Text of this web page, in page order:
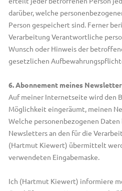
darüber, welche
Person gespeichert sind. Ferner
Verarbeitung Verantwortliche
Wunsch oder Hinweis der
gesetzlichen
6. Abonnement meines
Auf meiner Internetseite wird den
Möglichkeit eingeräumt, meinen
Welche personenbezogenen
Newsletters an den für die
(Hartmut Kiewert) übermittelt
verwendeten Eingabemaske.
Ich (Hartmut Kiewert) informiere